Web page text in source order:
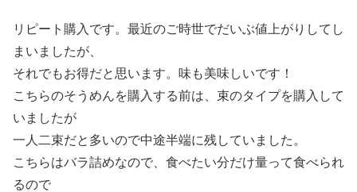
リピート購入です。最近のご時世でだいぶ値上がりしてし
まいましたが、
それでもお得だと思います。味も美味しいです！
こちらのそうめんを購入する前は、束のタイプを購入して
いましたが
一人二束だと多いので中途半端に残していました。
こちらはバラ詰めなので、食べたい分だけ量って食べられ
るので